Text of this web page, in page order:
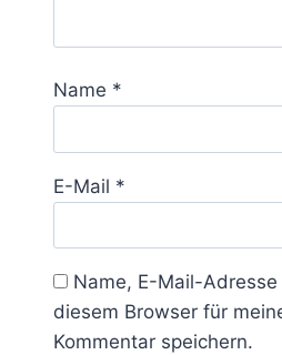
Name *
E-Mail *
Name, E-Mail-
diesem Browser für
Kommentar speichern.